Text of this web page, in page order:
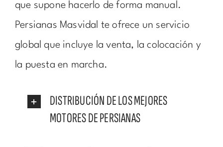
que supone hacerlo de forma manual.
Persianas Masvidal te ofrece un servicio
global que incluye la venta, la colocación y
la puesta en marcha.
DISTRIBUCIÓN DE LOS MEJORES
MOTORES DE PERSIANAS